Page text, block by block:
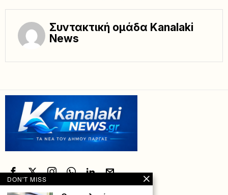
Συντακτική ομάδα Kanalaki
News
DON'T MISS